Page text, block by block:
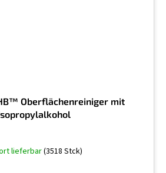
Oberflächenreiniger mit
durchschnittliche
lieferbar(3518 Stck)